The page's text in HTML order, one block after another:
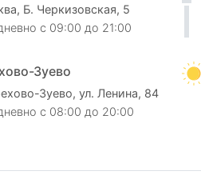
Б. Черкизовская, 5
c 09:00 до 21:00
Зуево
Зуево, ул. Ленина, 84
c 08:00 до 20:00